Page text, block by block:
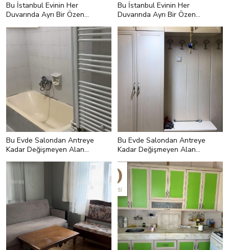
Bu İstanbul Evinin Her
Duvarında Ayrı Bir Özen
Bu İstanbul Evinin Her
Duvarında Ayrı Bir Özen
Bu Evde Salondan Antreye
Kadar Değişmeyen Alan
Bu Evde Salondan Antreye
Kadar Değişmeyen Alan